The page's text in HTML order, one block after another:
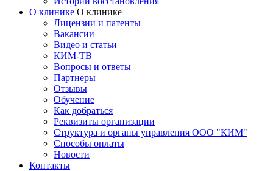
О клинике О клинике
Лицензии и патенты
Вакансии
Видео и статьи
КИМ-ТВ
Вопросы и ответы
Партнеры
Отзывы
Обучение
Как добраться
Реквизиты организации
Структура и органы управления ООО "КИМ"
Способы оплаты
Новости
Контакты